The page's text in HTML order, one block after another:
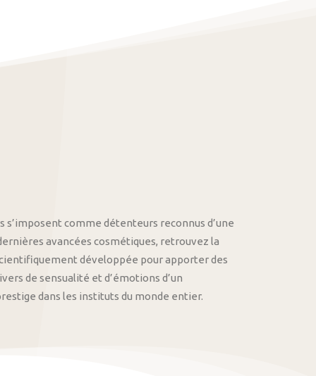
s’imposent comme détenteurs reconnus d’une
avancées cosmétiques, retrouvez la
développée pour apporter des
de sensualité et d’émotions d’un
dans les instituts du monde entier.